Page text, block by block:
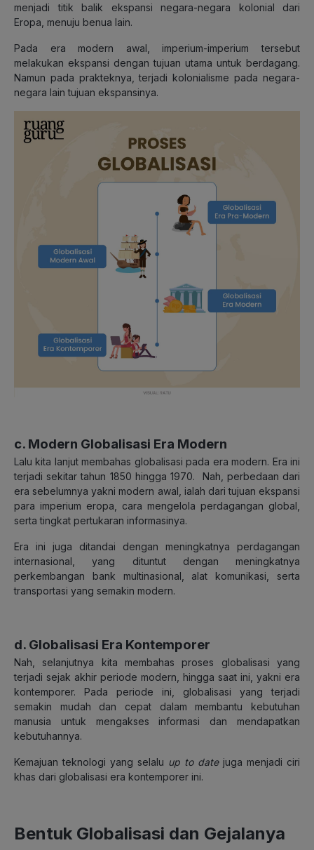
menjadi titik balik ekspansi negara-negara kolonial dari
Eropa, menuju benua lain.
Pada era modern awal, imperium-imperium tersebut
melakukan ekspansi dengan tujuan utama untuk berdagang.
Namun pada prakteknya, terjadi kolonialisme pada negara-
negara lain tujuan ekspansinya.
c. Modern Globalisasi Era Modern
Lalu kita lanjut membahas globalisasi pada era modern. Era ini
terjadi sekitar tahun 1850 hingga 1970. Nah, perbedaan dari
era sebelumnya yakni modern awal, ialah dari tujuan ekspansi
para imperium eropa, cara mengelola perdagangan global,
serta tingkat pertukaran informasinya.
Era ini juga ditandai dengan meningkatnya perdagangan
internasional, yang dituntut dengan meningkatnya
perkembangan bank multinasional, alat komunikasi, serta
transportasi yang semakin modern.
d. Globalisasi Era Kontemporer
Nah, selanjutnya kita membahas proses globalisasi yang
terjadi sejak akhir periode modern, hingga saat ini, yakni era
kontemporer. Pada periode ini, globalisasi yang terjadi
semakin mudah dan cepat dalam membantu kebutuhan
manusia untuk mengakses informasi dan mendapatkan
kebutuhannya.
Kemajuan teknologi yang selalu up to date juga menjadi ciri
khas dari globalisasi era kontemporer ini.
Bentuk Globalisasi dan Gejalanya